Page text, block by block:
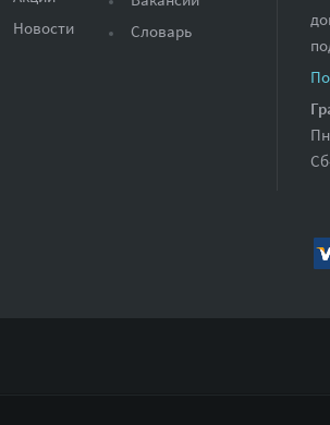
Новости
Словарь